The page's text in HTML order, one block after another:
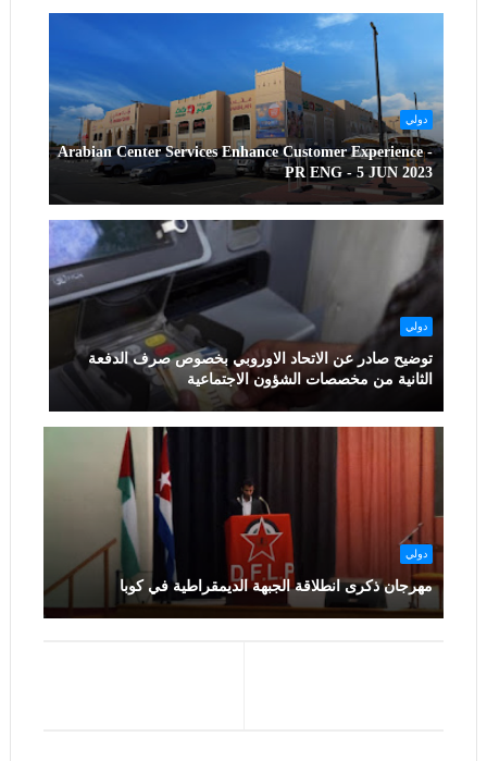
دولي
Arabian Center Services Enhance Customer Experience -
PR ENG - 5 JUN 2023
دولي
توضيح صادر عن الاتحاد الاوروبي بخصوص صرف الدفعة
الثانية من مخصصات الشؤون الاجتماعية
دولي
مهرجان ذكرى انطلاقة الجبهة الديمقراطية في كوبا